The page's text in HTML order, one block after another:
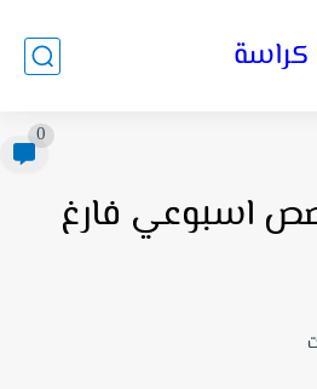
كراسة
اسبوعي فارغ